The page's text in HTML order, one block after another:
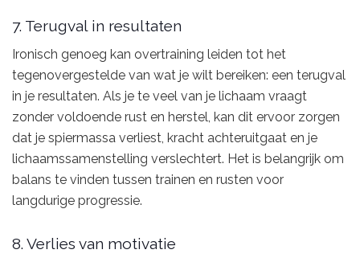
7. Terugval in resultaten
Ironisch genoeg kan overtraining leiden tot het
tegenovergestelde van wat je wilt bereiken: een terugval
in je resultaten. Als je te veel van je lichaam vraagt
zonder voldoende rust en herstel, kan dit ervoor zorgen
dat je spiermassa verliest, kracht achteruitgaat en je
lichaamssamenstelling verslechtert. Het is belangrijk om
balans te vinden tussen trainen en rusten voor
langdurige progressie.
8. Verlies van motivatie